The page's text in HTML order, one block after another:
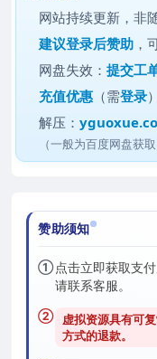
网站持续更新，非
建议登录后赞助 ，
网盘失效：提交工
充值优惠 （需登录
解压：
（一般为百度网盘获取
赞助须知
① 点击立即获取支
请联系客服。
② 虚拟资源具有可
方式的退款。